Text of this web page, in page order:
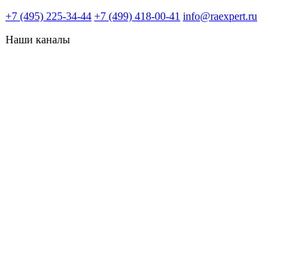
+7 (495) 225-34-44 +7 (499) 418-00-41 info@raexpert.ru
Наши каналы